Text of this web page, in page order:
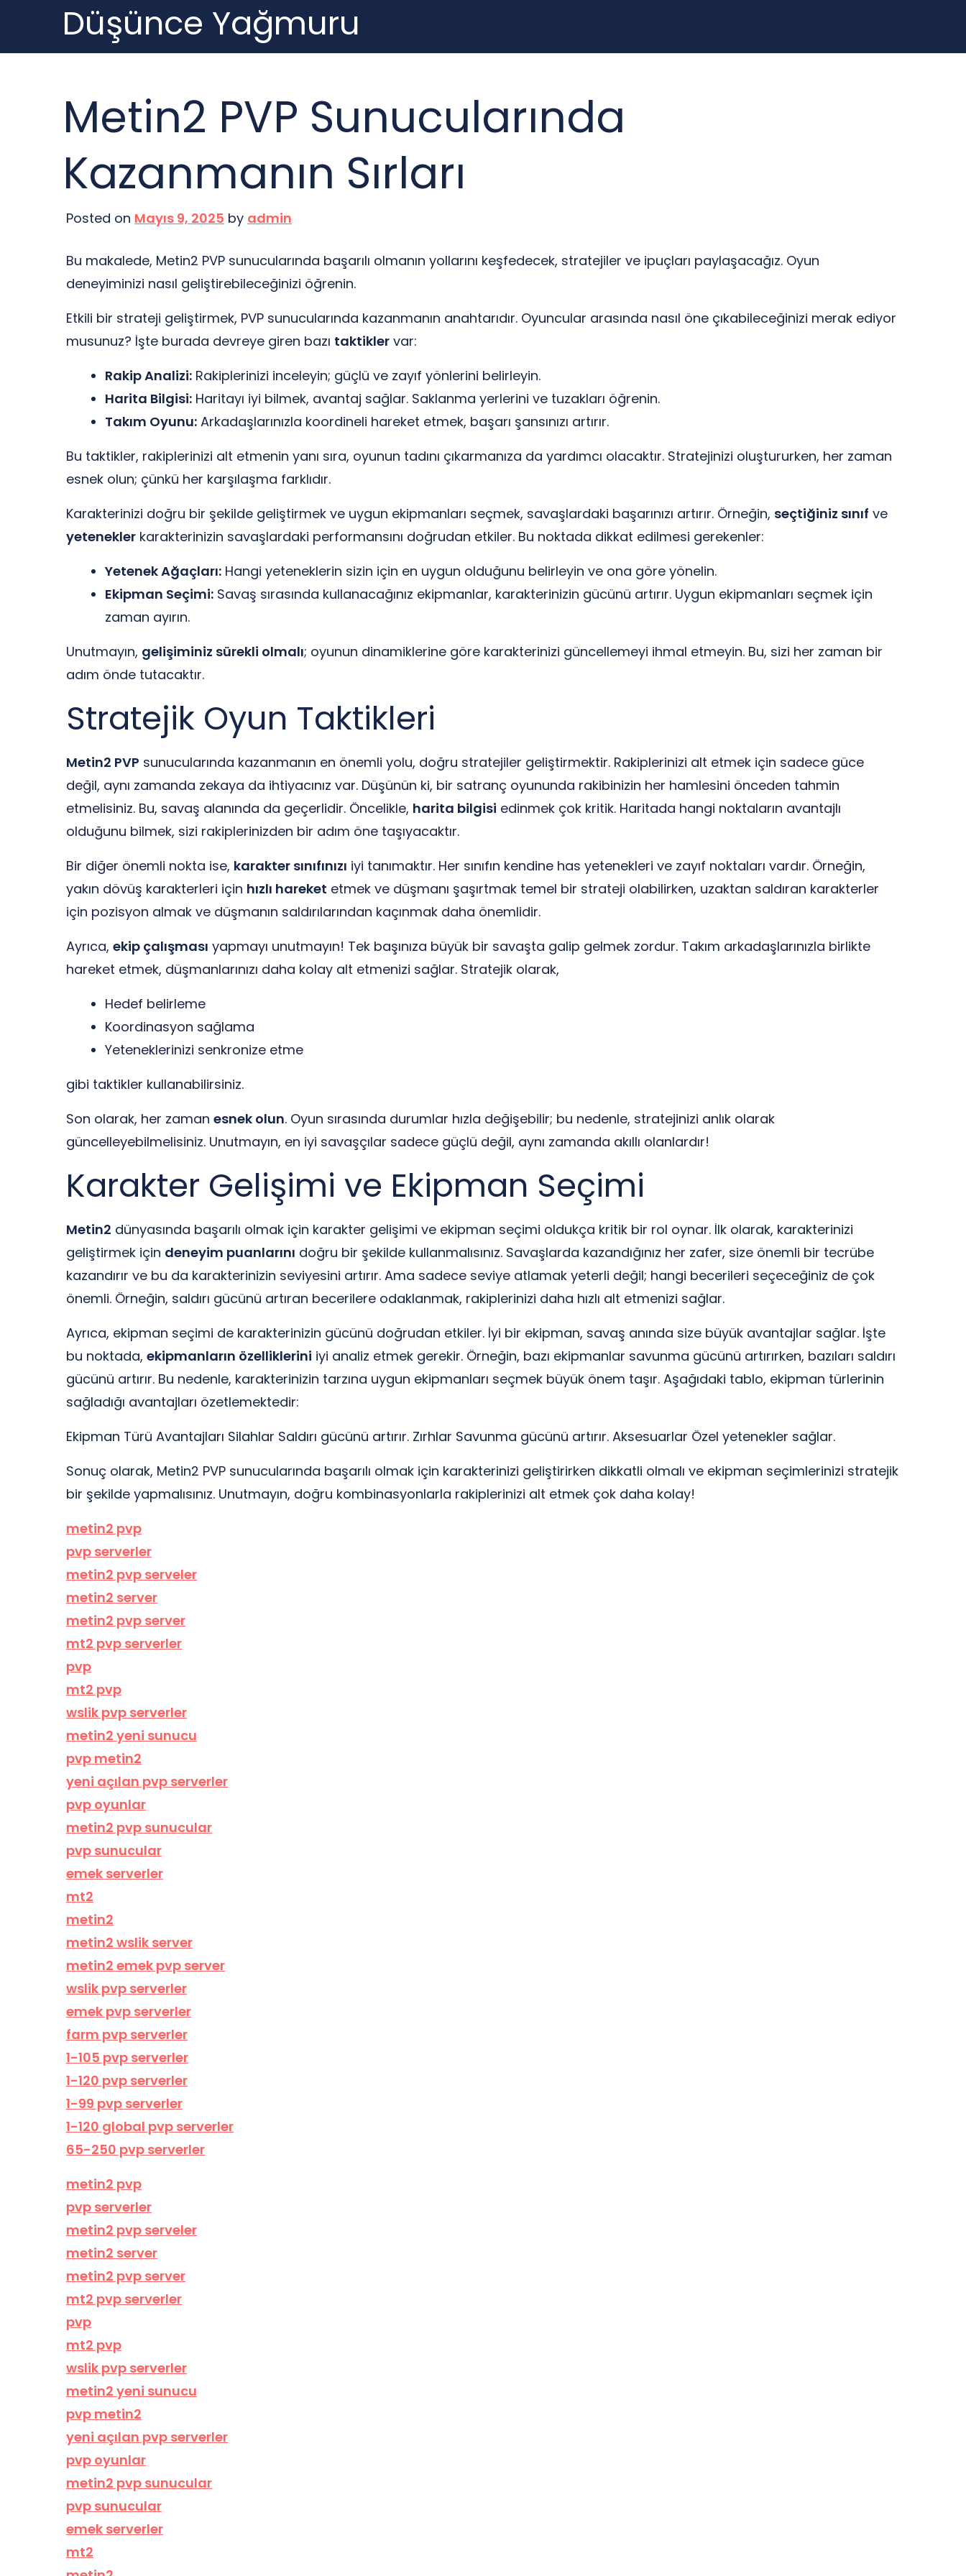
content
Düşünce Yağmuru
Metin2 PVP Sunucularında
Kazanmanın Sırları
Posted on Mayıs 9, 2025 by admin
Bu makalede, Metin2 PVP sunucularında başarılı olmanın yollarını keşfedecek, stratejiler ve ipuçları paylaşacağız. Oyun
deneyiminizi nasıl geliştirebileceğinizi öğrenin.
Etkili bir strateji geliştirmek, PVP sunucularında kazanmanın anahtarıdır. Oyuncular arasında nasıl öne çıkabileceğinizi merak ediyor
musunuz? İşte burada devreye giren bazı taktikler var:
Rakip Analizi: Rakiplerinizi inceleyin; güçlü ve zayıf yönlerini belirleyin.
Harita Bilgisi: Haritayı iyi bilmek, avantaj sağlar. Saklanma yerlerini ve tuzakları öğrenin.
Takım Oyunu: Arkadaşlarınızla koordineli hareket etmek, başarı şansınızı artırır.
Bu taktikler, rakiplerinizi alt etmenin yanı sıra, oyunun tadını çıkarmanıza da yardımcı olacaktır. Stratejinizi oluştururken, her zaman
esnek olun; çünkü her karşılaşma farklıdır.
Karakterinizi doğru bir şekilde geliştirmek ve uygun ekipmanları seçmek, savaşlardaki başarınızı artırır. Örneğin, seçtiğiniz sınıf ve
yetenekler karakterinizin savaşlardaki performansını doğrudan etkiler. Bu noktada dikkat edilmesi gerekenler:
Yetenek Ağaçları: Hangi yeteneklerin sizin için en uygun olduğunu belirleyin ve ona göre yönelin.
Ekipman Seçimi: Savaş sırasında kullanacağınız ekipmanlar, karakterinizin gücünü artırır. Uygun ekipmanları seçmek için
zaman ayırın.
Unutmayın, gelişiminiz sürekli olmalı; oyunun dinamiklerine göre karakterinizi güncellemeyi ihmal etmeyin. Bu, sizi her zaman bir
adım önde tutacaktır.
Stratejik Oyun Taktikleri
Metin2 PVP sunucularında kazanmanın en önemli yolu, doğru stratejiler geliştirmektir. Rakiplerinizi alt etmek için sadece güce
değil, aynı zamanda zekaya da ihtiyacınız var. Düşünün ki, bir satranç oyununda rakibinizin her hamlesini önceden tahmin
etmelisiniz. Bu, savaş alanında da geçerlidir. Öncelikle, harita bilgisi edinmek çok kritik. Haritada hangi noktaların avantajlı
olduğunu bilmek, sizi rakiplerinizden bir adım öne taşıyacaktır.
Bir diğer önemli nokta ise, karakter sınıfınızı iyi tanımaktır. Her sınıfın kendine has yetenekleri ve zayıf noktaları vardır. Örneğin,
yakın dövüş karakterleri için hızlı hareket etmek ve düşmanı şaşırtmak temel bir strateji olabilirken, uzaktan saldıran karakterler
için pozisyon almak ve düşmanın saldırılarından kaçınmak daha önemlidir.
Ayrıca, ekip çalışması yapmayı unutmayın! Tek başınıza büyük bir savaşta galip gelmek zordur. Takım arkadaşlarınızla birlikte
hareket etmek, düşmanlarınızı daha kolay alt etmenizi sağlar. Stratejik olarak,
Hedef belirleme
Koordinasyon sağlama
Yeteneklerinizi senkronize etme
gibi taktikler kullanabilirsiniz.
Son olarak, her zaman esnek olun. Oyun sırasında durumlar hızla değişebilir; bu nedenle, stratejinizi anlık olarak
güncelleyebilmelisiniz. Unutmayın, en iyi savaşçılar sadece güçlü değil, aynı zamanda akıllı olanlardır!
Karakter Gelişimi ve Ekipman Seçimi
Metin2 dünyasında başarılı olmak için karakter gelişimi ve ekipman seçimi oldukça kritik bir rol oynar. İlk olarak, karakterinizi
geliştirmek için deneyim puanlarını doğru bir şekilde kullanmalısınız. Savaşlarda kazandığınız her zafer, size önemli bir tecrübe
kazandırır ve bu da karakterinizin seviyesini artırır. Ama sadece seviye atlamak yeterli değil; hangi becerileri seçeceğiniz de çok
önemli. Örneğin, saldırı gücünü artıran becerilere odaklanmak, rakiplerinizi daha hızlı alt etmenizi sağlar.
Ayrıca, ekipman seçimi de karakterinizin gücünü doğrudan etkiler. İyi bir ekipman, savaş anında size büyük avantajlar sağlar. İşte
bu noktada, ekipmanların özelliklerini iyi analiz etmek gerekir. Örneğin, bazı ekipmanlar savunma gücünü artırırken, bazıları saldırı
gücünü artırır. Bu nedenle, karakterinizin tarzına uygun ekipmanları seçmek büyük önem taşır. Aşağıdaki tablo, ekipman türlerinin
sağladığı avantajları özetlemektedir:
Ekipman Türü Avantajları Silahlar Saldırı gücünü artırır. Zırhlar Savunma gücünü artırır. Aksesuarlar Özel yetenekler sağlar.
Sonuç olarak, Metin2 PVP sunucularında başarılı olmak için karakterinizi geliştirirken dikkatli olmalı ve ekipman seçimlerinizi stratejik
bir şekilde yapmalısınız. Unutmayın, doğru kombinasyonlarla rakiplerinizi alt etmek çok daha kolay!
metin2 pvp
pvp serverler
metin2 pvp serveler
metin2 server
metin2 pvp server
mt2 pvp serverler
pvp
mt2 pvp
wslik pvp serverler
metin2 yeni sunucu
pvp metin2
yeni açılan pvp serverler
pvp oyunlar
metin2 pvp sunucular
pvp sunucular
emek serverler
mt2
metin2
metin2 wslik server
metin2 emek pvp server
wslik pvp serverler
emek pvp serverler
farm pvp serverler
1-105 pvp serverler
1-120 pvp serverler
1-99 pvp serverler
1-120 global pvp serverler
65-250 pvp serverler
metin2 pvp
pvp serverler
metin2 pvp serveler
metin2 server
metin2 pvp server
mt2 pvp serverler
pvp
mt2 pvp
wslik pvp serverler
metin2 yeni sunucu
pvp metin2
yeni açılan pvp serverler
pvp oyunlar
metin2 pvp sunucular
pvp sunucular
emek serverler
mt2